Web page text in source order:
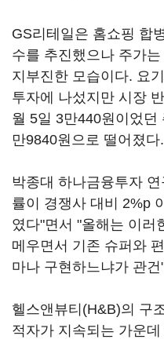
GS리테일은 홈쇼핑 합
수를 추진했으나 주가
지부진한 모습이다. 요
투자에 나섰지만 시장
월 5일 3만440원이었
만9840원으로 떨어졌다.
박종대 하나금융투자
률이 경쟁사 대비 2%p
였다"면서 "올해는 이러
메우면서 기존 슈퍼와
마나 구현하느냐가 관
헬스앤뷰티(H&B)의 구
적자가 지속되는 가운